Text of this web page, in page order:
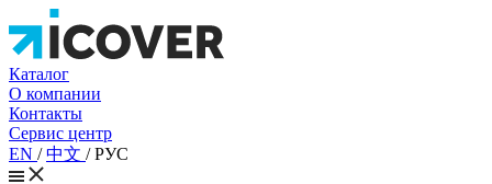
Каталог
О компании
Контакты
Сервис центр
EN /中文 /РУС